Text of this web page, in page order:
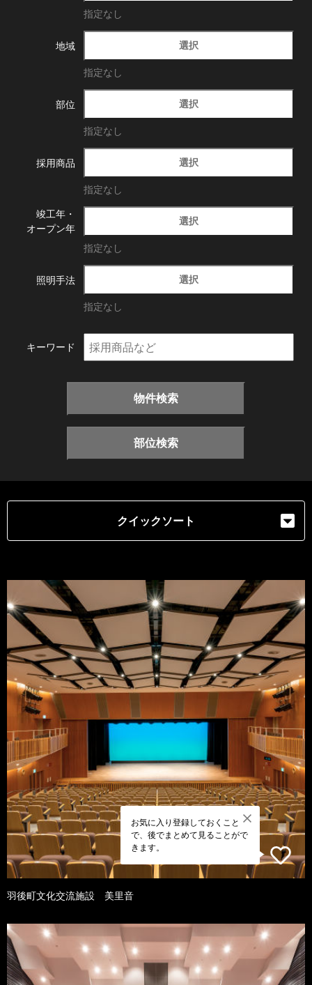
指定なし
地域 選択
指定なし
部位 選択
指定なし
採用商品 選択
指定なし
竣工年・
オープン年
選択
指定なし
照明手法 選択
指定なし
キーワード
物件検索
部位検索
クイックソート
お気に入り登録しておくこと
で、後でまとめて見ることがで
きます。
羽後町文化交流施設 美里音